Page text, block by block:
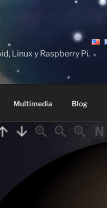
Linux y Raspberry Pi.
Multimedia Blog